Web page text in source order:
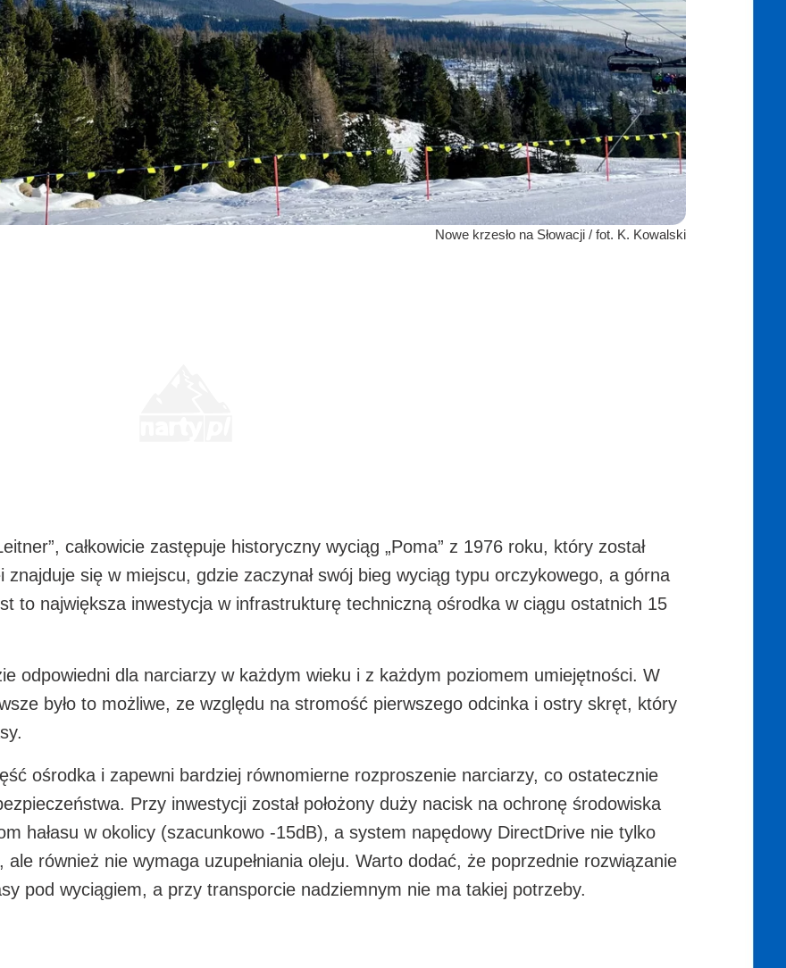
Nowe krzesło na Słowacji / fot. K. Kowalski
całkowicie zastępuje historyczny wyciąg „Poma” z 1976 roku, który został
się w miejscu, gdzie zaczynał swój bieg wyciąg typu orczykowego, a górna
to największa inwestycja w infrastrukturę techniczną ośrodka w ciągu ostatnich 15
odpowiedni dla narciarzy w każdym wieku i z każdym poziomem umiejętności. W
było to możliwe, ze względu na stromość pierwszego odcinka i ostry skręt, który
ośrodka i zapewni bardziej równomierne rozproszenie narciarzy, co ostatecznie
Przy inwestycji został położony duży nacisk na ochronę środowiska
hałasu w okolicy (szacunkowo -15dB), a system napędowy DirectDrive nie tylko
również nie wymaga uzupełniania oleju. Warto dodać, że poprzednie rozwiązanie
pod wyciągiem, a przy transporcie nadziemnym nie ma takiej potrzeby.